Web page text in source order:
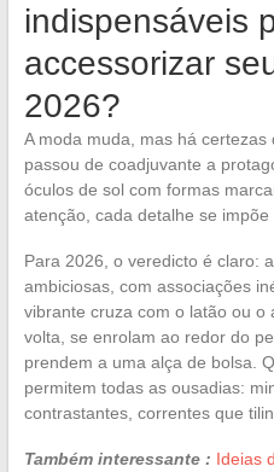
indispensáveis
accessorizar
2026?
A moda muda, mas há
passou de coadjuvante a
óculos de sol com formas
atenção, cada detalhe se
Para 2026, o veredicto é claro:
ambiciosas, com associações
vibrante cruza com o latão ou o
volta, se enrolam ao redor do
prendem a uma alça de bolsa.
permitem todas as ousadias:
contrastantes, correntes que
Também interessante : Ideias